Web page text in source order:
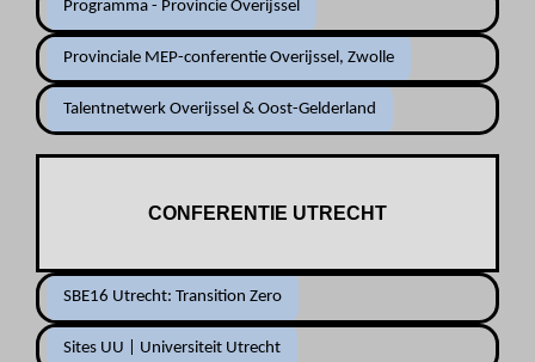
Programma - Provincie Overijssel
Provinciale MEP-conferentie Overijssel, Zwolle
Talentnetwerk Overijssel & Oost-Gelderland
CONFERENTIE UTRECHT
SBE16 Utrecht: Transition Zero
Sites UU | Universiteit Utrecht